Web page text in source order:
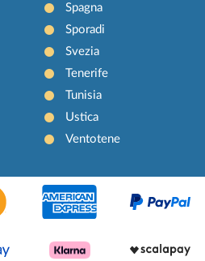
Spagna
Sporadi
Svezia
Tenerife
Tunisia
Ustica
Ventotene